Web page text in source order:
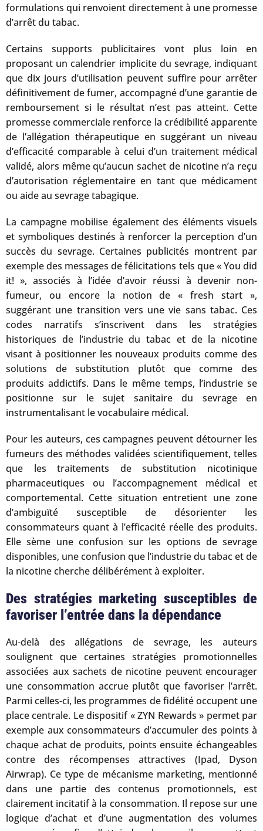
formulations qui renvoient directement à une promesse
d’arrêt du tabac.
Certains supports publicitaires vont plus loin en
proposant un calendrier implicite du sevrage, indiquant
que dix jours d’utilisation peuvent suffire pour arrêter
définitivement de fumer, accompagné d’une garantie de
remboursement si le résultat n’est pas atteint. Cette
promesse commerciale renforce la crédibilité apparente
de l’allégation thérapeutique en suggérant un niveau
d’efficacité comparable à celui d’un traitement médical
validé, alors même qu’aucun sachet de nicotine n’a reçu
d’autorisation réglementaire en tant que médicament
ou aide au sevrage tabagique.
La campagne mobilise également des éléments visuels
et symboliques destinés à renforcer la perception d’un
succès du sevrage. Certaines publicités montrent par
exemple des messages de félicitations tels que « You did
it! », associés à l’idée d’avoir réussi à devenir non-
fumeur, ou encore la notion de « fresh start »,
suggérant une transition vers une vie sans tabac. Ces
codes narratifs s’inscrivent dans les stratégies
historiques de l’industrie du tabac et de la nicotine
visant à positionner les nouveaux produits comme des
solutions de substitution plutôt que comme des
produits addictifs. Dans le même temps, l’industrie se
positionne sur le sujet sanitaire du sevrage en
instrumentalisant le vocabulaire médical.
Pour les auteurs, ces campagnes peuvent détourner les
fumeurs des méthodes validées scientifiquement, telles
que les traitements de substitution nicotinique
pharmaceutiques ou l’accompagnement médical et
comportemental. Cette situation entretient une zone
d’ambiguïté susceptible de désorienter les
consommateurs quant à l’efficacité réelle des produits.
Elle sème une confusion sur les options de sevrage
disponibles, une confusion que l’industrie du tabac et de
la nicotine cherche délibérément à exploiter.
Des stratégies marketing susceptibles de
favoriser l’entrée dans la dépendance
Au-delà des allégations de sevrage, les auteurs
soulignent que certaines stratégies promotionnelles
associées aux sachets de nicotine peuvent encourager
une consommation accrue plutôt que favoriser l’arrêt.
Parmi celles-ci, les programmes de fidélité occupent une
place centrale. Le dispositif « ZYN Rewards » permet par
exemple aux consommateurs d’accumuler des points à
chaque achat de produits, points ensuite échangeables
contre des récompenses attractives (Ipad, Dyson
Airwrap). Ce type de mécanisme marketing, mentionné
dans une partie des contenus promotionnels, est
clairement incitatif à la consommation. Il repose sur une
logique d’achat et d’une augmentation des volumes